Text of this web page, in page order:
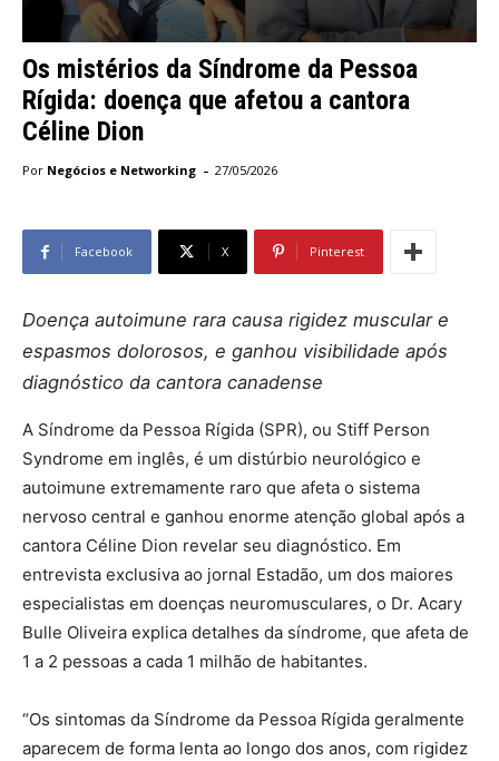
Os mistérios da Síndrome da Pessoa
Rígida: doença que afetou a cantora
Céline Dion
Por Negócios e Networking - 27/05/2026
Facebook X Pinterest
Doença autoimune rara causa rigidez muscular e
espasmos dolorosos, e ganhou visibilidade após
diagnóstico da cantora canadense
A Síndrome da Pessoa Rígida (SPR), ou Stiff Person
Syndrome em inglês, é um distúrbio neurológico e
autoimune extremamente raro que afeta o sistema
nervoso central e ganhou enorme atenção global após a
cantora Céline Dion revelar seu diagnóstico. Em
entrevista exclusiva ao jornal Estadão, um dos maiores
especialistas em doenças neuromusculares, o Dr. Acary
Bulle Oliveira explica detalhes da síndrome, que afeta de
1 a 2 pessoas a cada 1 milhão de habitantes.
“Os sintomas da Síndrome da Pessoa Rígida geralmente
aparecem de forma lenta ao longo dos anos, com rigidez